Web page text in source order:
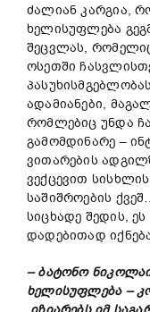
ძალიან კარგია,
ხელისუფლება
შეცვლას,
ოსეთში
ადამიანები,
რომლებიც უნდა
გამომდინარე –
ვითარების
ვექცევით
საშიშროების
სიცხადე შედის,
დადებითად
– ბატონო
ხელისუფლება –